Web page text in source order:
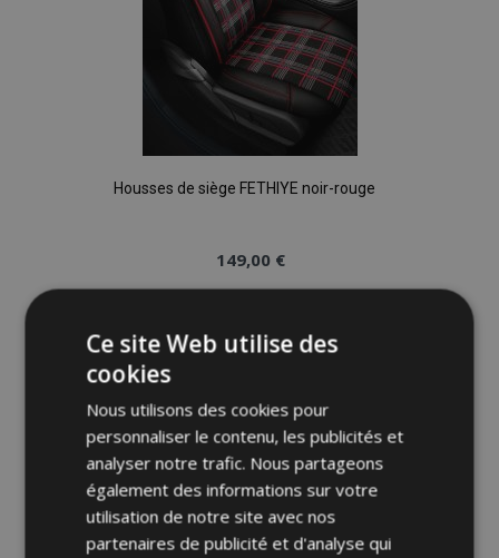
Housses de siège FETHIYE noir-rouge
149,00 €
Ajouter
liste
d'achats
Ce site Web utilise des
cookies
Nous utilisons des cookies pour
personnaliser le contenu, les publicités et
analyser notre trafic. Nous partageons
également des informations sur votre
utilisation de notre site avec nos
partenaires de publicité et d'analyse qui